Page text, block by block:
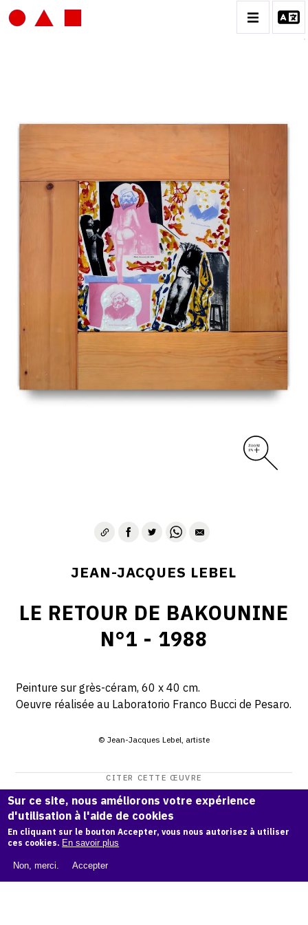
JEAN-JACQUES LEBEL
BIOGRAPHIE
CATALOGUE DES OEUVRES
VOL.1: HAPPENING / ACTION ART
VOL.2: PEINTURE / DESSIN / COLLAGES / OEUVRE
COLLECTIVES
VOL.3: SCULPTURES
CONTACT
JEAN-JACQUES LEBEL
LE RETOUR DE BAKOUNINE
N°1 - 1988
Peinture sur grès-céram, 60 x 40 cm.
Oeuvre réalisée au Laboratorio Franco Bucci de Pesaro.
© Jean-Jacques Lebel, artiste
CITER CETTE ŒUVRE
Jean-Jacques Lebel,Le Retour de Bakounine n°1 - 1988
Catalogue raisonné Jean-Jacques Lebel
1s04z
Sur ce site, nous améliorons votre expérience
d'utilisation à l'aide de cookies
En cliquant sur le bouton Accepter, vous nous autorisez à utiliser
ces cookies. En savoir plus
Non, merci. Accepter